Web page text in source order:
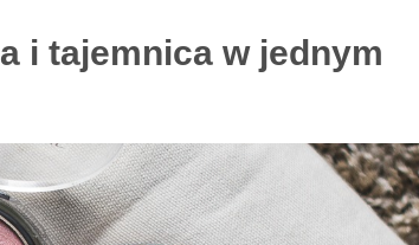
i tajemnica w jednym